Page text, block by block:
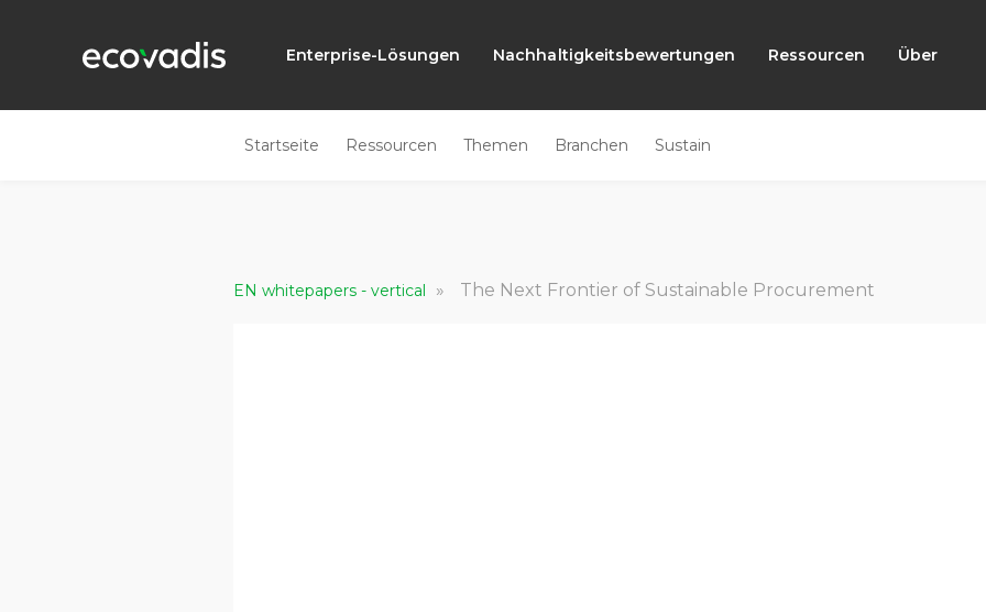
Enterprise-Lösungen Nachhaltigkeitsbewertungen Ressourcen Über
Startseite Ressourcen Themen Branchen Sustain
EN whitepapers - vertical » The Next Frontier of Sustainable Procurement